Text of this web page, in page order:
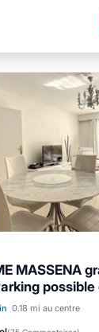
MASSENA
0.18 mi au centre
mer Bain à
l’océan